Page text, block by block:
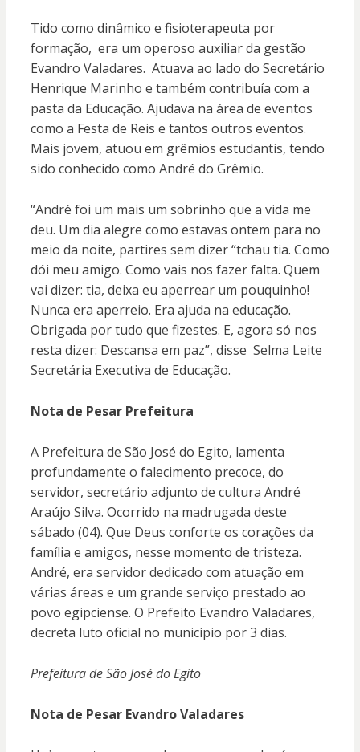
Tido como dinâmico e fisioterapeuta por
formação, era um operoso auxiliar da gestão
Evandro Valadares. Atuava ao lado do Secretário
Henrique Marinho e também contribuía com a
pasta da Educação. Ajudava na área de eventos
como a Festa de Reis e tantos outros eventos.
Mais jovem, atuou em grêmios estudantis, tendo
sido conhecido como André do Grêmio.
“André foi um mais um sobrinho que a vida me
deu. Um dia alegre como estavas ontem para no
meio da noite, partires sem dizer “tchau tia. Como
dói meu amigo. Como vais nos fazer falta. Quem
vai dizer: tia, deixa eu aperrear um pouquinho!
Nunca era aperreio. Era ajuda na educação.
Obrigada por tudo que fizestes. E, agora só nos
resta dizer: Descansa em paz”, disse Selma Leite
Secretária Executiva de Educação.
Nota de Pesar Prefeitura
A Prefeitura de São José do Egito, lamenta
profundamente o falecimento precoce, do
servidor, secretário adjunto de cultura André
Araújo Silva. Ocorrido na madrugada deste
sábado (04). Que Deus conforte os corações da
família e amigos, nesse momento de tristeza.
André, era servidor dedicado com atuação em
várias áreas e um grande serviço prestado ao
povo egipciense. O Prefeito Evandro Valadares,
decreta luto oficial no município por 3 dias.
Prefeitura de São José do Egito
Nota de Pesar Evandro Valadares